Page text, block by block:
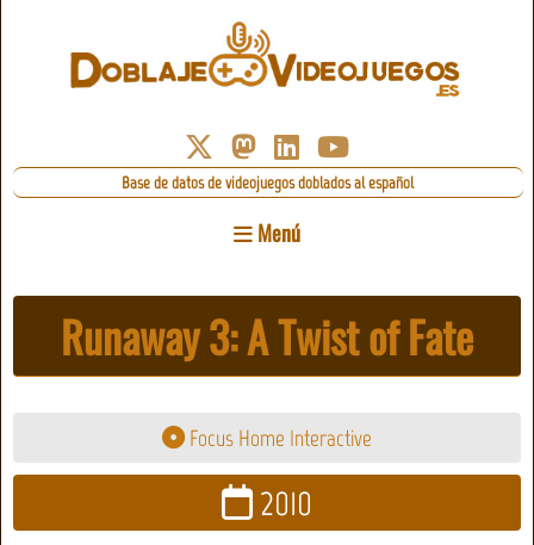
Base de datos de videojuegos doblados al español
Menú
Runaway 3: A Twist of Fate
Focus Home Interactive
2010